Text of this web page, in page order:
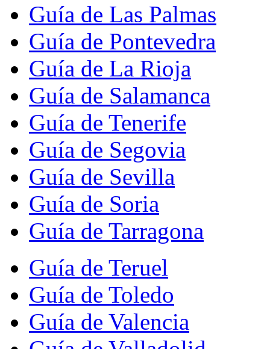
Guía de Las Palmas
Guía de Pontevedra
Guía de La Rioja
Guía de Salamanca
Guía de Tenerife
Guía de Segovia
Guía de Sevilla
Guía de Soria
Guía de Tarragona
Guía de Teruel
Guía de Toledo
Guía de Valencia